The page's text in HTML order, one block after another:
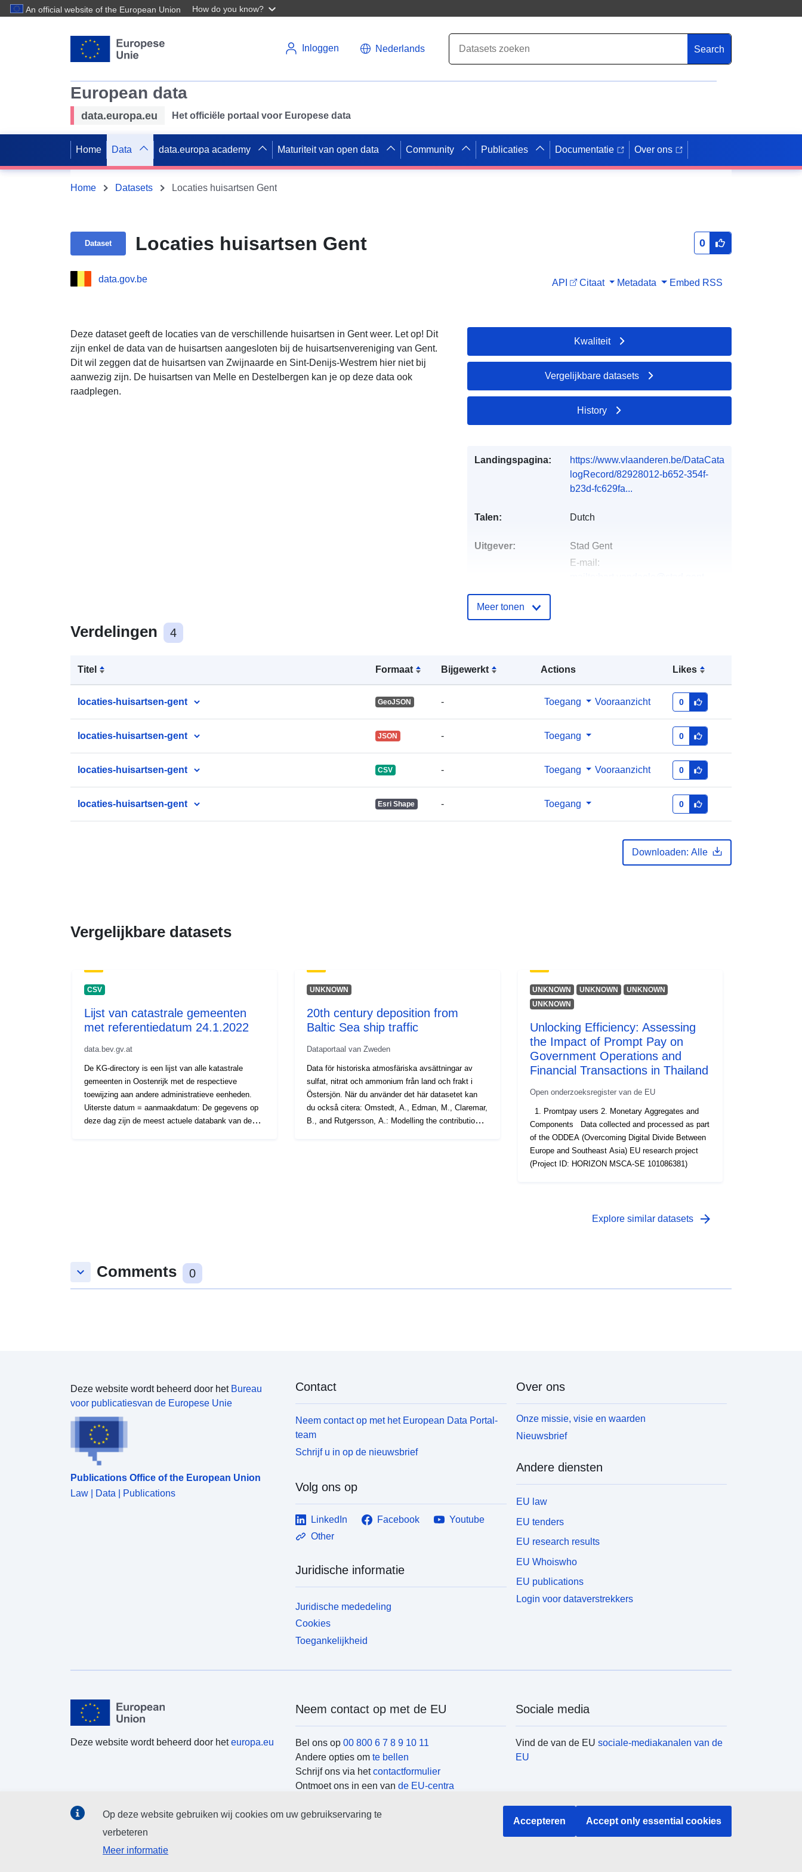
An official website of the European Union How do you know?
Inloggen Nederlands Search
European data
data.europa.eu Het officiële portaal voor Europese data
Home Data data.europa academy Maturiteit van open data Community Publicaties Documentatie Over ons
Home Datasets Locaties huisartsen Gent
Dataset Locaties huisartsen Gent 0
data.gov.be API Citaat Metadata Embed RSS
Deze dataset geeft de locaties van de verschillende huisartsen in Gent weer. Let op! Dit
zijn enkel de data van de huisartsen aangesloten bij de huisartsenvereniging van Gent.
Dit wil zeggen dat de huisartsen van Zwijnaarde en Sint-Denijs-Westrem hier niet bij
aanwezig zijn. De huisartsen van Melle en Destelbergen kan je op deze data ook
raadplegen.
Verdelingen 4
Titel Formaat Bijgewerkt Actions Likes
locaties-huisartsen-gent GeoJSON - Toegang Vooraanzicht 0
locaties-huisartsen-gent JSON - Toegang 0
locaties-huisartsen-gent CSV - Toegang Vooraanzicht 0
locaties-huisartsen-gent Esri Shape - Toegang 0
Downloaden: Alle
Kwaliteit
Vergelijkbare datasets
History
Landingspagina:
https://www.vlaanderen.be/DataCata
logRecord/82928012-b652-354f-
b23d-fc629fa...
Talen: Dutch
Uitgever:
Stad Gent
E-mail:
Contactpunt:
:
July 2026
Bijgewerkt op data.europa.eu: 29
July 2026
locaties-huisartsen-gent
http://data.europa.eu/88u/dataset/loc
aties-huisartsen-gent
Toegangsrechten
public
Meer tonen
Vergelijkbare datasets
CSV
Lijst van catastrale gemeenten
met referentiedatum 24.1.2022
data.bev.gv.at
De KG-directory is een lijst van alle katastrale
gemeenten in Oostenrijk met de respectieve
toewijzing aan andere administratieve eenheden.
Uiterste datum = aanmaakdatum: De gegevens op
deze dag zijn de meest actuele databank van de
UNKNOWN
20th century deposition from
Baltic Sea ship traffic
Dataportaal van Zweden
Data för historiska atmosfäriska avsättningar av
sulfat, nitrat och ammonium från land och frakt i
Östersjön. När du använder det här datasetet kan
du också citera: Omstedt, A., Edman, M., Claremar,
B., and Rutgersson, A.: Modelling the contributions
UNKNOWN UNKNOWN
UNKNOWN
UNKNOWN
Unlocking Efficiency: Assessing
the Impact of Prompt Pay on
Government Operations and
Financial Transactions in Thailand
Open onderzoeksregister van de EU
1. Promtpay users 2. Monetary Aggregates and
Components Data collected and processed as part
of the ODDEA (Overcoming Digital Divide Between
Europe and Southeast Asia) EU research project
(Project ID: HORIZON MSCA-SE 101086381)
Explore similar datasets arrow_forward
keyboard_arrow_down Comments 0
Deze website wordt beheerd door het Bureau
voor publicatiesvan de Europese Unie
Publications Office of the European Union
Law | Data | Publications
Contact
Neem contact op met het European Data Portal-
team
Schrijf u in op de nieuwsbrief
Volg ons op
LinkedIn Facebook
Youtube
Other
Juridische informatie
Juridische mededeling
Cookies
Toegankelijkheid
Over ons
Onze missie, visie en waarden
Nieuwsbrief
Andere diensten
EU law
EU tenders
EU research results
EU Whoiswho
EU publications
Login voor dataverstrekkers
Deze website wordt beheerd door heteuropa.eu
Neem contact op met de EU
Bel ons op 00 800 6 7 8 9 10 11
Andere opties om te bellen
Schrijf ons via hetcontactformulier
Ontmoet ons in een van de EU-centra
Sociale media
Vind de van de EUsociale-mediakanalen van de
EU
Zoeken naar EU-instellingen en -organen
Op deze website gebruiken wij cookies om uw gebruikservaring te
verbeteren
Meer informatie
Accepteren Accept only essential cookies